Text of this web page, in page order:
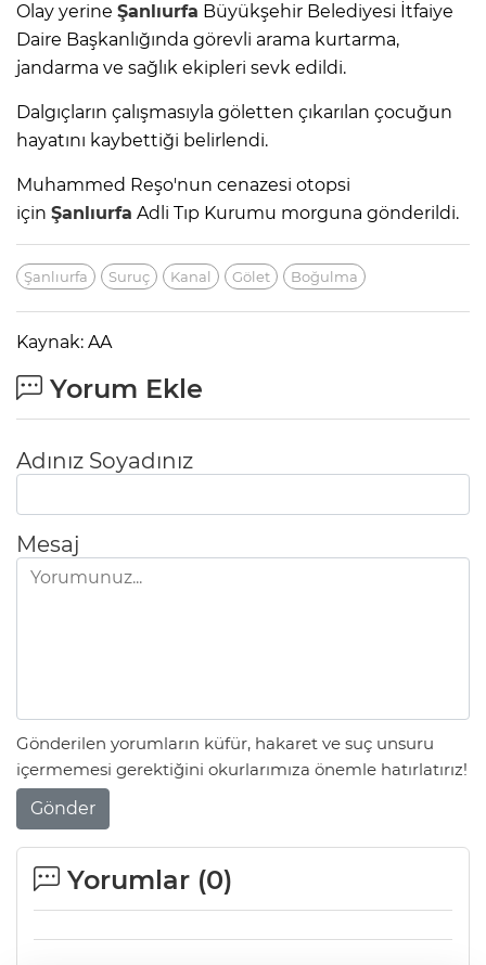
Olay yerine Şanlıurfa Büyükşehir Belediyesi İtfaiye
Daire Başkanlığında görevli arama kurtarma,
jandarma ve sağlık ekipleri sevk edildi.
Dalgıçların çalışmasıyla göletten çıkarılan çocuğun
hayatını kaybettiği belirlendi.
Muhammed Reşo'nun cenazesi otopsi
için Şanlıurfa Adli Tıp Kurumu morguna gönderildi.
Şanlıurfa Suruç Kanal Gölet Boğulma
Kaynak: AA
Yorum Ekle
Adınız Soyadınız
Mesaj
Gönderilen yorumların küfür, hakaret ve suç unsuru
içermemesi gerektiğini okurlarımıza önemle hatırlatırız!
Gönder
Yorumlar (0)